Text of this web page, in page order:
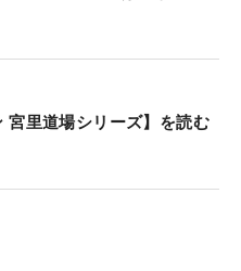
宮里道場シリーズ】を読む